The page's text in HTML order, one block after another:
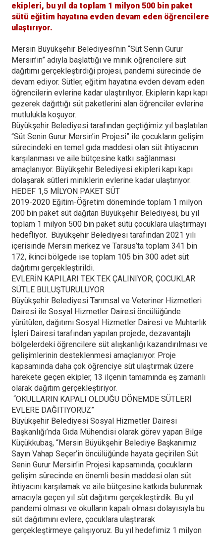
ekipleri, bu yıl da toplam 1 milyon 500 bin paket
sütü eğitim hayatına evden devam eden öğrencilere
ulaştırıyor.
Mersin Büyükşehir Belediyesi’nin “Süt Senin Gurur
Mersin’in” adıyla başlattığı ve minik öğrencilere süt
dağıtımı gerçekleştirdiği projesi, pandemi sürecinde de
devam ediyor. Sütler, eğitim hayatına evden devam eden
öğrencilerin evlerine kadar ulaştırılıyor. Ekiplerin kapı kapı
gezerek dağıttığı süt paketlerini alan öğrenciler evlerine
mutlulukla koşuyor.
Büyükşehir Belediyesi tarafından geçtiğimiz yıl başlatılan
“Süt Senin Gurur Mersin’in Projesi” ile çocukların gelişim
sürecindeki en temel gıda maddesi olan süt ihtiyacının
karşılanması ve aile bütçesine katkı sağlanması
amaçlanıyor. Büyükşehir Belediyesi ekipleri kapı kapı
dolaşarak sütleri miniklerin evlerine kadar ulaştırıyor.
HEDEF 1,5 MİLYON PAKET SÜT
2019-2020 Eğitim-Öğretim döneminde toplam 1 milyon
200 bin paket süt dağıtan Büyükşehir Belediyesi, bu yıl
toplam 1 milyon 500 bin paket sütü çocuklara ulaştırmayı
hedefliyor. Büyükşehir Belediyesi tarafından 2021 yılı
içerisinde Mersin merkez ve Tarsus’ta toplam 341 bin
172, ikinci bölgede ise toplam 105 bin 300 adet süt
dağıtımı gerçekleştirildi.
EVLERİN KAPILARI TEK TEK ÇALINIYOR, ÇOCUKLAR
SÜTLE BULUŞTURULUYOR
Büyükşehir Belediyesi Tarımsal ve Veteriner Hizmetleri
Dairesi ile Sosyal Hizmetler Dairesi öncülüğünde
yürütülen, dağıtımı Sosyal Hizmetler Dairesi ve Muhtarlık
İşleri Dairesi tarafından yapılan projede, dezavantajlı
bölgelerdeki öğrencilere süt alışkanlığı kazandırılması ve
gelişimlerinin desteklenmesi amaçlanıyor. Proje
kapsamında daha çok öğrenciye süt ulaştırmak üzere
harekete geçen ekipler, 13 ilçenin tamamında eş zamanlı
olarak dağıtım gerçekleştiriyor.
“OKULLARIN KAPALI OLDUĞU DÖNEMDE SÜTLERİ
EVLERE DAĞITIYORUZ”
Büyükşehir Belediyesi Sosyal Hizmetler Dairesi
Başkanlığı’nda Gıda Mühendisi olarak görev yapan Bilge
Küçükkubaş, “Mersin Büyükşehir Belediye Başkanımız
Sayın Vahap Seçer’in öncülüğünde hayata geçirilen Süt
Senin Gurur Mersin’in Projesi kapsamında, çocukların
gelişim sürecinde en önemli besin maddesi olan süt
ihtiyacını karşılamak ve aile bütçesine katkıda bulunmak
amacıyla geçen yıl süt dağıtımı gerçekleştirdik. Bu yıl
pandemi olması ve okulların kapalı olması dolayısıyla bu
süt dağıtımını evlere, çocuklara ulaştırarak
gerçekleştirmeye çalışıyoruz. Bu yıl hedefimiz 1 milyon